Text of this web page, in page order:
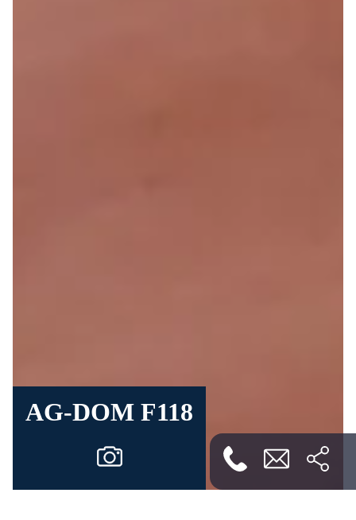
AG-DOM F118